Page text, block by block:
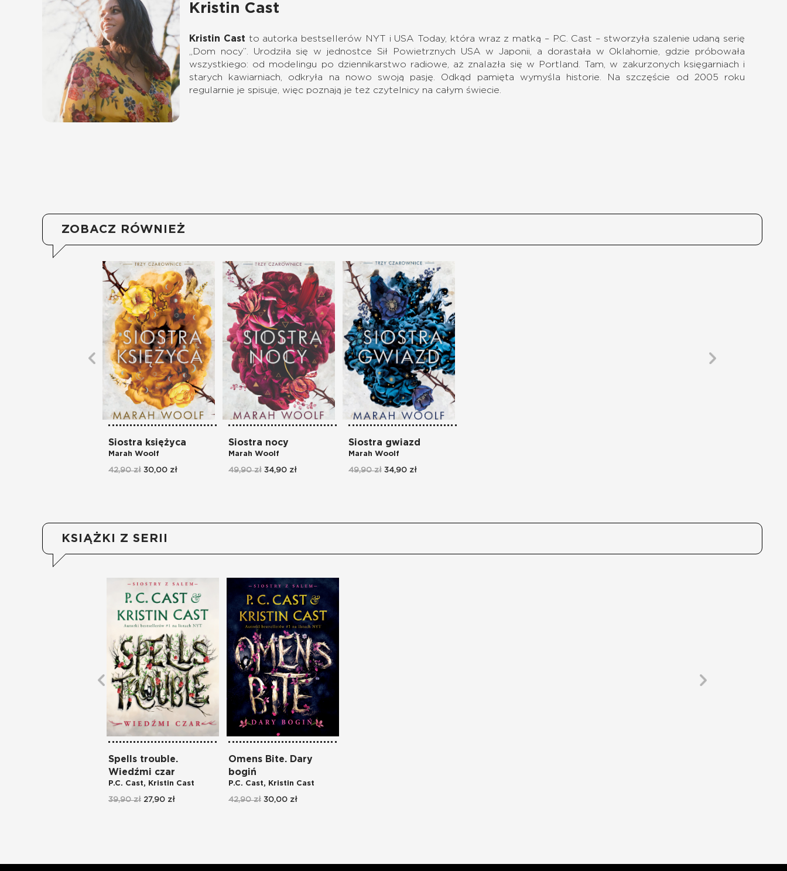
Kristin Cast
Kristin Cast to autorka bestsellerów NYT i USA Today, która wraz z matką – P.C. Cast – stworzyła szalenie udaną serię
„Dom nocy”. Urodziła się w jednostce Sił Powietrznych USA w Japonii, a dorastała w Oklahomie, gdzie próbowała
wszystkiego: od modelingu po dziennikarstwo radiowe, aż znalazła się w Portland. Tam, w zakurzonych księgarniach i
starych kawiarniach, odkryła na nowo swoją pasję. Odkąd pamięta wymyśla historie. Na szczęście od 2005 roku
regularnie je spisuje, więc poznają je też czytelnicy na całym świecie.
ZOBACZ RÓWNIEŻ
Siostra księżyca
Marah Woolf
42,90 zł 30,00 zł
Siostra nocy
Marah Woolf
49,90 zł 34,90 zł
Siostra gwiazd
Marah Woolf
49,90 zł 34,90 zł
KSIĄŻKI Z SERII
Spells trouble.
Wiedźmi czar
P.C. Cast, Kristin Cast
39,90 zł 27,90 zł
Omens Bite. Dary
bogiń
P.C. Cast, Kristin Cast
42,90 zł 30,00 zł